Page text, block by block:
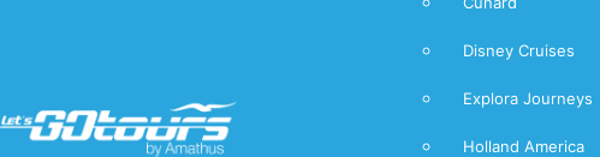
Disney Cruises
Explora Journeys
Holland America